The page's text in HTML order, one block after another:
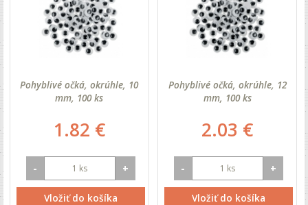
Pohyblivé očká, okrúhle, 10
mm, 100 ks
1.82 €
- +
Vložiť do košíka
Pohyblivé očká, okrúhle, 12
mm, 100 ks
2.03 €
- +
Vložiť do košíka